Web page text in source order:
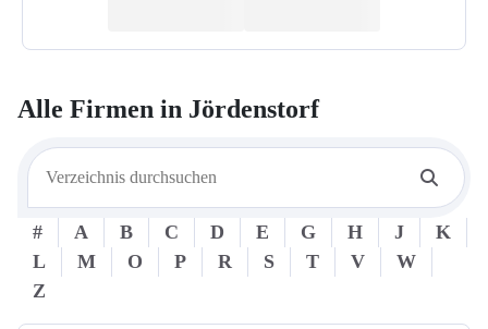
Alle Firmen in Jördenstorf
# A B C D E G H J
K
L
M O P R S T V
W
Z